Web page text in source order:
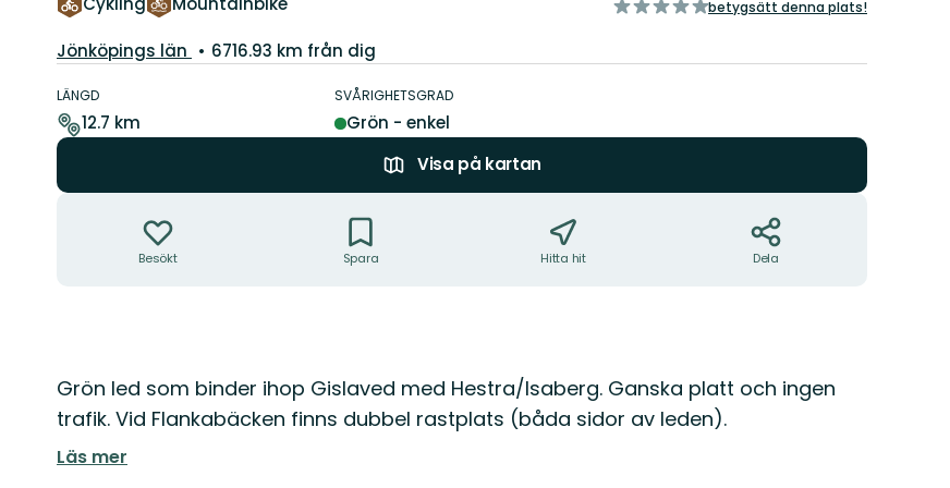
betygsätt denna plats!
Län:
Jönköpings län 6716.93 km från dig
om
leden
LÄNGD
12.7 km
SVÅRIGHETSGRAD
Grön - enkel
Visa på kartan
Besökt Spara Hitta hit Dela
Beskrivning
Grön led som binder ihop Gislaved med Hestra/Isaberg. Ganska platt och ingen
trafik. Vid Flankabäcken finns dubbel rastplats (båda sidor av leden).
Läs mer